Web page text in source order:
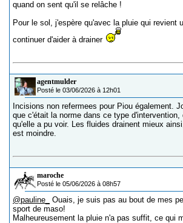
quand on sent qu'il se relâche !
Pour le sol, j'espère qu'avec la pluie qui revient
continuer d'aider à drainer
agentmulder
Posté le 03/06/2026 à 12h01
Incisions non refermees pour Piou également.
que c'était la norme dans ce type
qu'elle a pu voir. Les fluides drainent mieux
est moindre.
maroche
Posté le 05/06/2026 à 08h57
@pauline_
Ouais, je suis pas au bout de mes
sport de maso!
Malheureusement la pluie n'a pas suffit, ce qui